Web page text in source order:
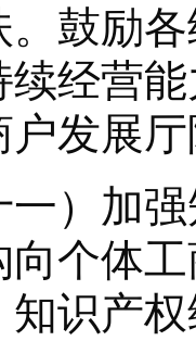
。鼓励
续经营
户发展
加强
向个体
知识产